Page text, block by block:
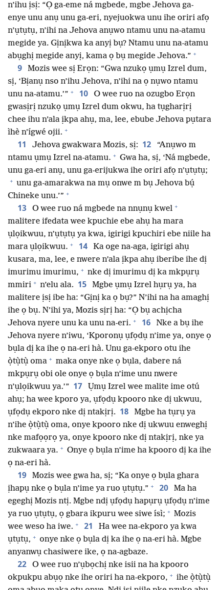
n’ihu ịsị: “Ọ ga-eme ná mgbede, mgbe Jehova ga-
enye unu anụ unu ga-eri, nyejuokwa unu ihe oriri afọ
n’ụtụtụ, n’ihi na Jehova anụwo ntamu unu na-atamu
megide ya. Gịnịkwa ka anyị bụ? Ntamu unu na-atamu
abụghị megide anyị, kama ọ bụ megide Jehova.” +
9
Mozis wee sị Erọn: “Gwa nzukọ ụmụ Izrel dum,
sị, ‘Bịanụ nso n’ihu Jehova, n’ihi na ọ nụwo ntamu
unu na-atamu.’” + 10
O wee ruo na ozugbo Erọn
gwasịrị nzukọ ụmụ Izrel dum okwu, ha tụgharịrị
chee ihu n’ala ịkpa ahụ, ma, lee, ebube Jehova pụtara
ìhè n’ígwé ojii. +
11 Jehova gwakwara Mozis, sị: 12
“Anụwo m
ntamu ụmụ Izrel na-atamu. + Gwa ha, sị, ‘Ná mgbede,
unu ga-eri anụ, unu ga-erijukwa ihe oriri afọ n’ụtụtụ;
+ unu ga-amarakwa na mụ onwe m bụ Jehova bụ́
Chineke unu.’” +
13 O wee ruo ná mgbede na nnụnụ kwel +
malitere ifedata wee kpuchie ebe ahụ ha mara
ụlọikwuu, n’ụtụtụ ya kwa, igirigi kpuchiri ebe niile ha
mara ụlọikwuu. + 14
Ka oge na-aga, igirigi ahụ
kusara, ma, lee, e nwere n’ala ịkpa ahụ iberibe ihe dị
imurimu imurimu, + nke dị imurimu dị ka mkpụrụ
mmiri + n’elu ala. 15
Mgbe ụmụ Izrel hụrụ ya, ha
malitere ịsị ibe ha: “Gịnị ka ọ bụ?” N’ihi na ha amaghị
ihe ọ bụ. N’ihi ya, Mozis sịrị ha: “Ọ bụ achịcha
Jehova nyere unu ka unu na-eri. + 16
Nke a bụ ihe
Jehova nyere n’iwu, ‘Kporonụ ụfọdụ n’ime ya, onye ọ
bụla dị ka ihe ọ na-eri hà. Unu ga-ekporo otu ihe
ọ̀tụ̀tụ̀ oma + maka onye nke ọ bụla, dabere ná
mkpụrụ obi ole onye ọ bụla n’ime unu nwere
n’ụlọikwuu ya.’” 17
Ụmụ Izrel wee malite ime otú
ahụ; ha wee kporo ya, ụfọdụ kpooro nke dị ukwuu,
ụfọdụ ekporo nke dị ntakịrị. 18
Mgbe ha tụrụ ya
n’ihe ọ̀tụ̀tụ̀ oma, onye kpooro nke dị ukwuu enweghị
nke mafọọrọ ya, onye kpooro nke dị ntakịrị, nke ya
zukwaara ya. + Onye ọ bụla n’ime ha kpooro dị ka ihe
ọ na-eri hà.
19
Mozis wee gwa ha, sị; “Ka onye ọ bụla ghara
ịhapụ nke ọ bụla n’ime ya ruo ụtụtụ.” + 20
Ma ha
egeghị Mozis ntị. Mgbe ndị ụfọdụ hapụrụ ụfọdụ n’ime
ya ruo ụtụtụ, ọ gbara ikpuru wee siwe ísì; + Mozis
wee weso ha iwe. + 21
Ha wee na-ekporo ya kwa
ụtụtụ, + onye nke ọ bụla dị ka ihe ọ na-eri hà. Mgbe
anyanwụ chasiwere ike, ọ na-agbaze.
22
O wee ruo n’ụbọchị nke isii na ha kpooro
okpukpu abụọ nke ihe oriri ha na-ekporo, + ihe ọ̀tụ̀tụ̀